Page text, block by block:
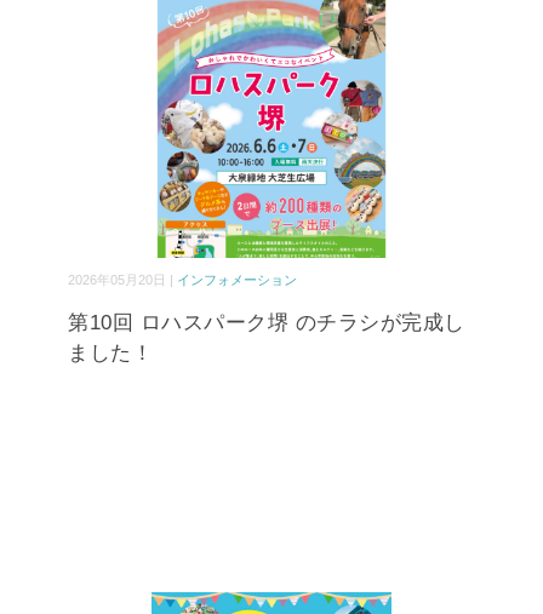
2026年05月20日 | インフォメーション
第10回 ロハスパーク堺 のチラシが完成し
ました！